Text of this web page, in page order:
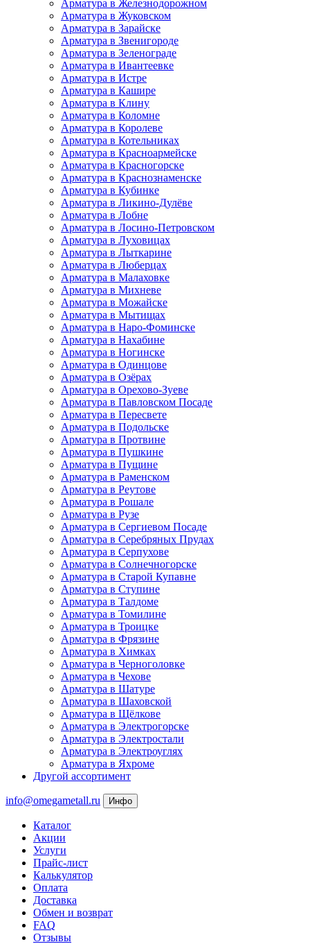
Арматура в Железнодорожном
Арматура в Жуковском
Арматура в Зарайске
Арматура в Звенигороде
Арматура в Зеленограде
Арматура в Ивантеевке
Арматура в Истре
Арматура в Кашире
Арматура в Клину
Арматура в Коломне
Арматура в Королеве
Арматура в Котельниках
Арматура в Красноармейске
Арматура в Красногорске
Арматура в Краснознаменске
Арматура в Кубинке
Арматура в Ликино-Дулёве
Арматура в Лобне
Арматура в Лосино-Петровском
Арматура в Луховицах
Арматура в Лыткарине
Арматура в Люберцах
Арматура в Малаховке
Арматура в Михневе
Арматура в Можайске
Арматура в Мытищах
Арматура в Наро-Фоминске
Арматура в Нахабине
Арматура в Ногинске
Арматура в Одинцове
Арматура в Озёрах
Арматура в Орехово-Зуеве
Арматура в Павловском Посаде
Арматура в Пересвете
Арматура в Подольске
Арматура в Протвине
Арматура в Пушкине
Арматура в Пущине
Арматура в Раменском
Арматура в Реутове
Арматура в Рошале
Арматура в Рузе
Арматура в Сергиевом Посаде
Арматура в Серебряных Прудах
Арматура в Серпухове
Арматура в Солнечногорске
Арматура в Старой Купавне
Арматура в Ступине
Арматура в Талдоме
Арматура в Томилине
Арматура в Троицке
Арматура в Фрязине
Арматура в Химках
Арматура в Черноголовке
Арматура в Чехове
Арматура в Шатуре
Арматура в Шаховской
Арматура в Щёлкове
Арматура в Электрогорске
Арматура в Электростали
Арматура в Электроуглях
Арматура в Яхроме
Другой ассортимент
info@omegametall.ru Инфо
Каталог
Акции
Услуги
Прайс-лист
Калькулятор
Оплата
Доставка
Обмен и возврат
FAQ
Отзывы